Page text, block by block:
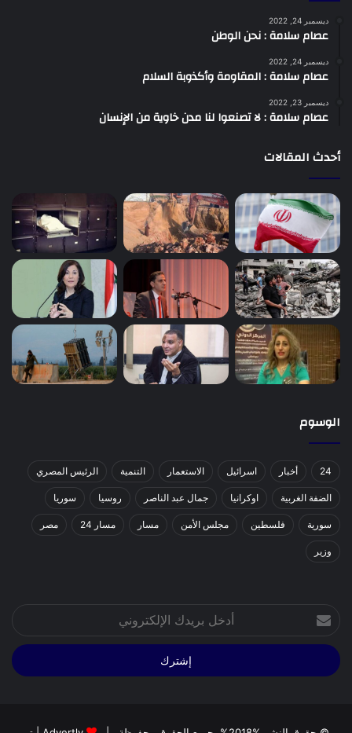
ديسمبر 24, 2022
عصام سلامة : نحن الوطن
ديسمبر 24, 2022
عصام سلامة : المقاومة وأكذوبة السلام
ديسمبر 23, 2022
عصام سلامة : لا تصنعوا لنا مدن خاوية من الإنسان
أحدث المقالات
الوسوم
24 أخبار اسرائيل الاستعمار التنمية الرئيس المصري
الضفة الغربية اوكرانيا جمال عبد الناصر روسيا سوريا
سورية فلسطين مجلس الأمن مسار مسار 24 مصر
وزير
بريدك
الإلكتروني